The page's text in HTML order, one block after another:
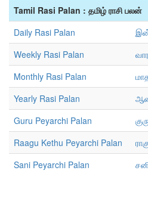
Tamil Rasi Palan : தமிழ் ராசி பலன்
Daily Rasi Palan
Weekly Rasi Palan
Monthly Rasi Palan
Yearly Rasi Palan
Guru Peyarchi Palan
Raagu Kethu Peyarchi Palan
Sani Peyarchi Palan